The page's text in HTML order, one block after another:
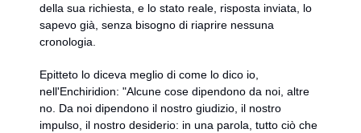
della sua richiesta, e lo stato reale, risposta inviata, lo
sapevo già, senza bisogno di riaprire nessuna
cronologia.
Epitteto lo diceva meglio di come lo dico io,
nell'Enchiridion: "Alcune cose dipendono da noi, altre
no. Da noi dipendono il nostro giudizio, il nostro
impulso, il nostro desiderio: in una parola, tutto ciò che